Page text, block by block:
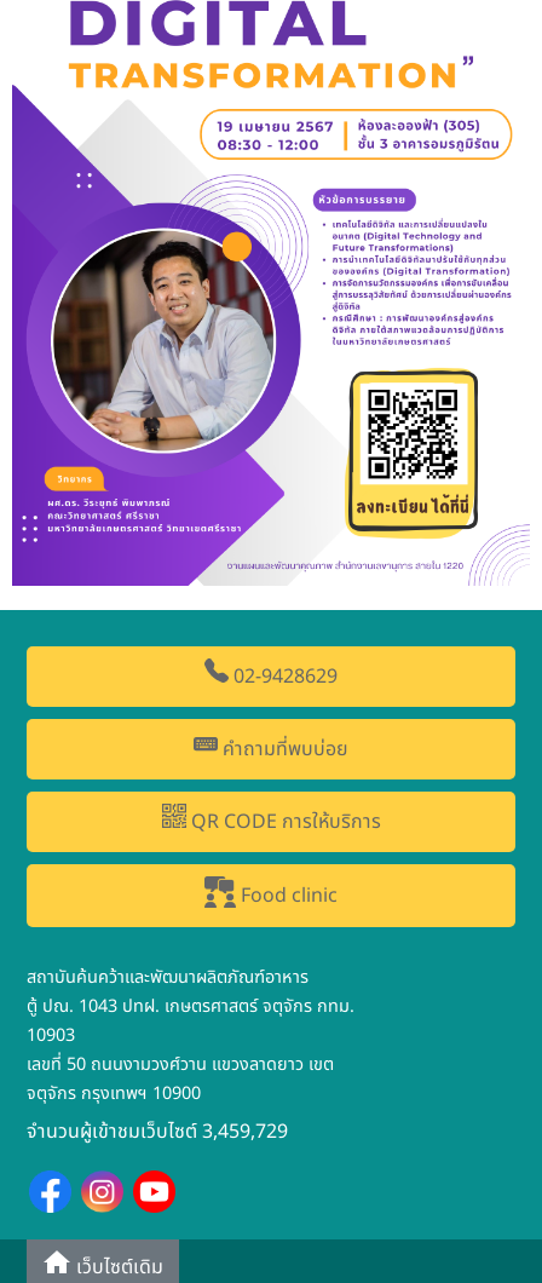
02-9428629
คำถามที่พบบ่อย
QR CODE การให้บริการ
Food clinic
สถาบันค้นคว้าและพัฒนาผลิตภัณฑ์อาหาร
ตู้ ปณ. 1043 ปทฝ. เกษตรศาสตร์ จตุจักร กทม.
10903
เลขที่ 50 ถนนงามวงศ์วาน แขวงลาดยาว เขต
จตุจักร กรุงเทพฯ 10900
จำนวนผู้เข้าชมเว็บไซต์ 3,459,729
เว็บไซต์เดิม